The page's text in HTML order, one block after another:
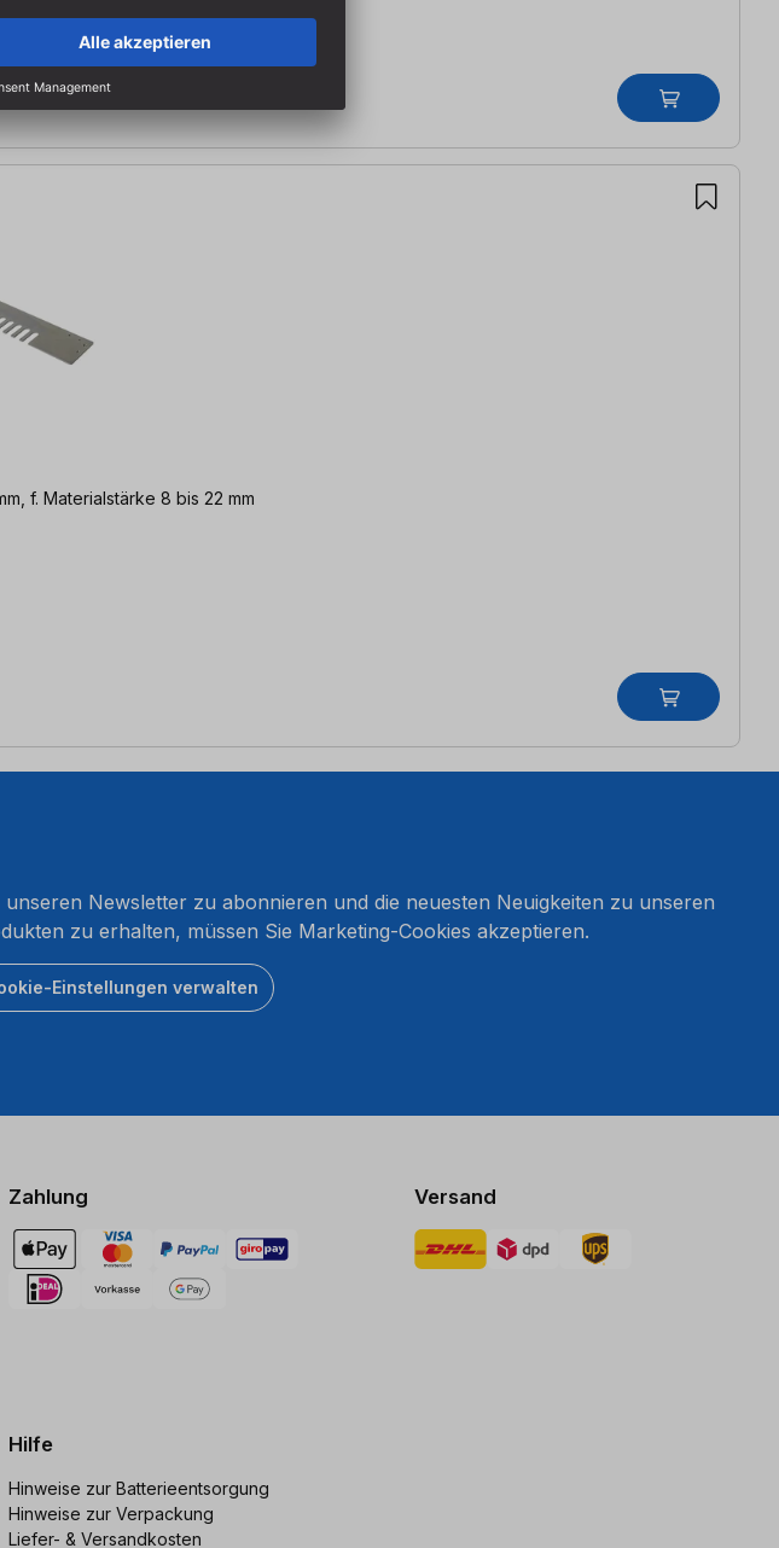
f. Materialstärke 8 bis 22 mm
unseren Newsletter zu abonnieren und die neuesten Neuigkeiten zu unseren
zu erhalten, müssen Sie Marketing-Cookies akzeptieren.
Einstellungen verwalten
Zahlung Versand
Hilfe
Hinweise zur Batterieentsorgung
Hinweise zur Verpackung
Liefer- & Versandkosten